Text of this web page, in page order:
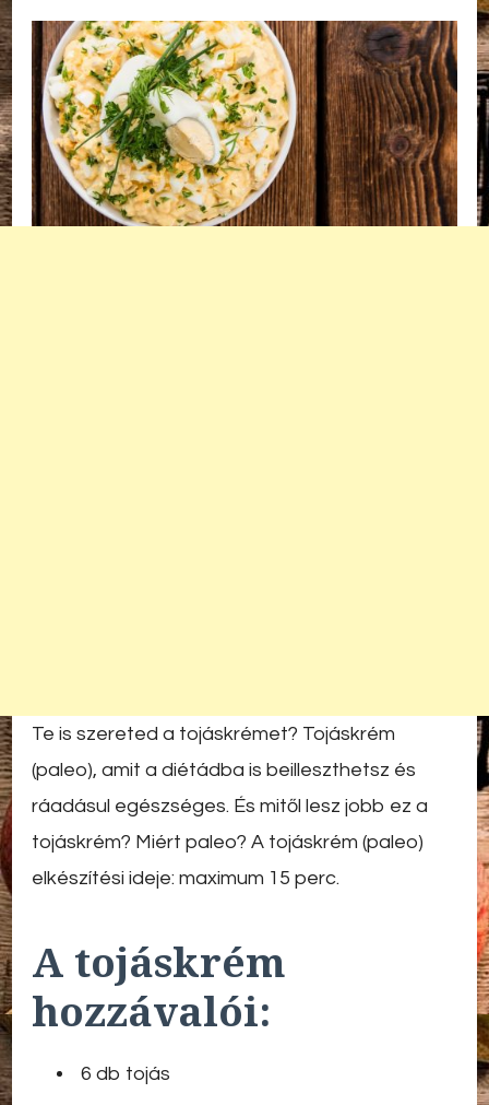
Te is szereted a tojáskrémet? Tojáskrém
(paleo), amit a diétádba is beilleszthetsz és
ráadásul egészséges. És mitől lesz jobb ez a
tojáskrém? Miért paleo? A tojáskrém (paleo)
elkészítési ideje: maximum 15 perc.
A tojáskrém
hozzávalói:
6 db tojás